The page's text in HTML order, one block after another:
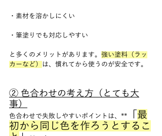
・素材を溶かしにくい
・筆塗りでも対応しやすい
と多くのメリットがあります。 強い塗料（ラッ
カーなど）
は、慣れてから使うのが安全です。
② 色合わせの考え方（とても大
事）
色合わせで失敗しやすいポイントは、**
最
初から同じ色を作ろうとするこ